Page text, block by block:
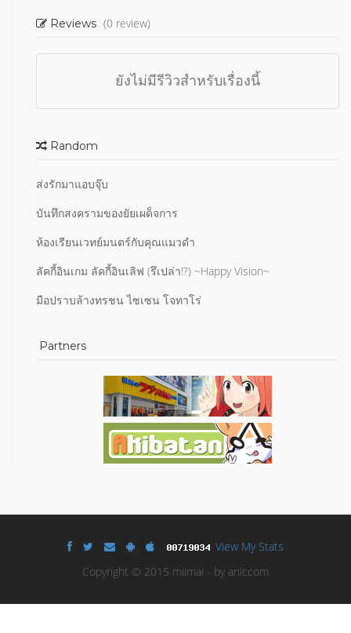
Reviews (0 review)
ยังไม่มีรีวิวสำหรับเรื่องนี้
Random
ส่งรักมาแอบจุ๊บ
บันทึกสงครามของยัยเผด็จการ
ห้องเรียนเวทย์มนตร์กับคุณแมวดำ
ลัคกี้อินเกม ลัคกี้อินเลิฟ (รึเปล่า!?) ~Happy Vision~
มือปราบล้างทรชน ไซเซน โจทาโร่
Partners
View My Stats
Copyright © 2015 miimai - by aniccom